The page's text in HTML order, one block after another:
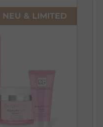
NEU & LIMITED